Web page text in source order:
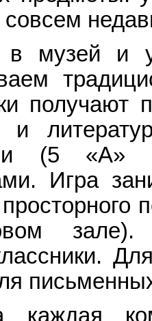
в музей и
и
(5
Игра
каждая